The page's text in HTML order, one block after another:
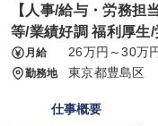
【人事/給与・労務担
等/業績好調 福利厚生
月給 26万円～30万
勤務地 東京都豊島区
仕事概要